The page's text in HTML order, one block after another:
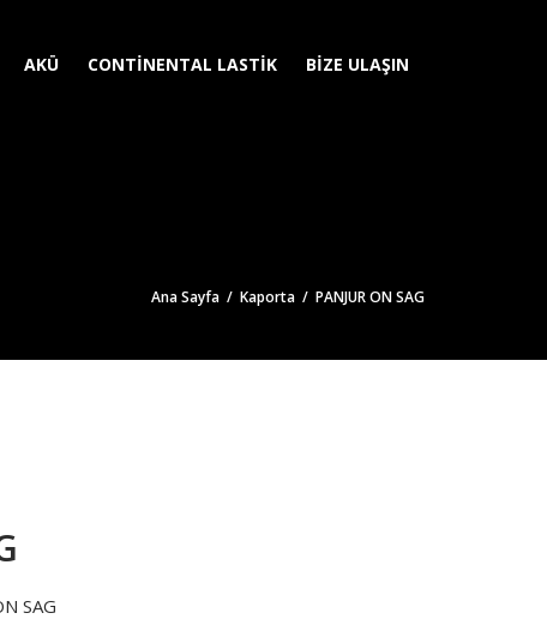
AKÜ CONTINENTAL LASTIK BIZE ULAŞIN
Ana Sayfa / Kaporta / PANJUR ON SAG
SAG